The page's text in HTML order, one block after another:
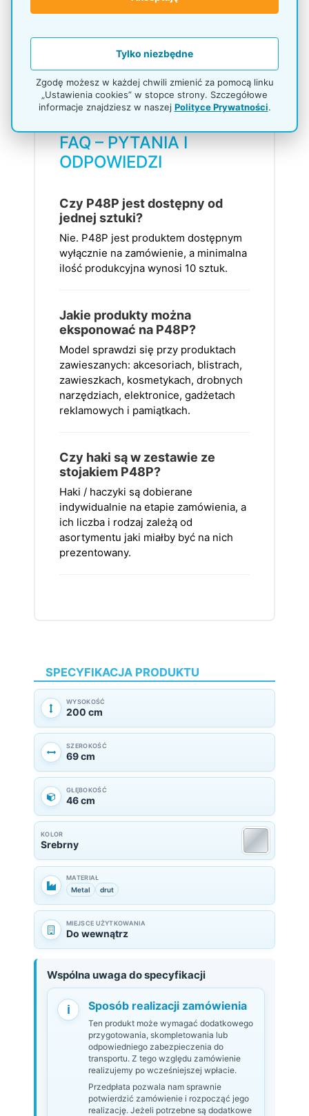
planowany układ kategorii. To ułatwi dobór
podstawy L lub T zgodnie z miejscem
ustawienia stojaka.
FAQ – PYTANIA I
ODPOWIEDZI
Czy P48P jest dostępny od
jednej sztuki?
Nie. P48P jest produktem dostępnym
wyłącznie na zamówienie, a minimalna
ilość produkcyjna wynosi 10 sztuk.
Jakie produkty można
eksponować na P48P?
Model sprawdzi się przy produktach
zawieszanych: akcesoriach, blistrach,
zawieszkach, kosmetykach, drobnych
narzędziach, elektronice, gadżetach
reklamowych i pamiątkach.
Czy haki są w zestawie ze
stojakiem P48P?
Haki / haczyki są dobierane
indywidualnie na etapie zamówienia, a
ich liczba i rodzaj zależą od
asortymentu jaki miałby być na nich
prezentowany.
SPECYFIKACJA PRODUKTU
WYSOKOŚĆ
200 cm
SZEROKOŚĆ
69 cm
GŁĘBOKOŚĆ
46 cm
KOLOR
Srebrny
MATERIAŁ
Metal drut
MIEJSCE UŻYTKOWANIA
Do wewnątrz
Wspólna uwaga do specyfikacji
i Sposób realizacji zamówienia
Ten produkt może wymagać dodatkowego
przygotowania, skompletowania lub
odpowiedniego zabezpieczenia do
transportu. Z tego względu zamówienie
realizujemy po wcześniejszej wpłacie.
Przedpłata pozwala nam sprawnie
potwierdzić zamówienie i rozpocząć jego
realizację. Jeżeli potrzebne są dodatkowe
Tylko niezbędne
Zgodę możesz w każdej chwili zmienić za pomocą linku
„Ustawienia cookies” w stopce strony. Szczegółowe
informacje znajdziesz w naszej Polityce Prywatności.